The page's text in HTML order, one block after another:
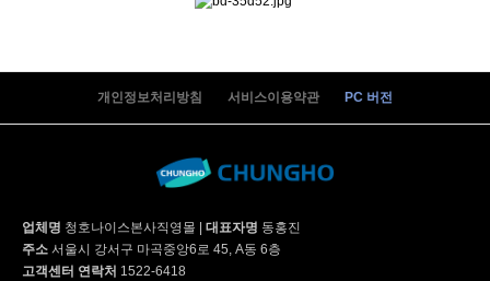
WI-60C8600M | 40,900
WI-60C8600M | 39,900
WI-55S9500CM | 53,900
개인정보처리방침 서비스이용약관 PC 버전
업체명 청호나이스본사직영몰 대표자명 동홍진
주소 서울시 강서구 마곡중앙6로 45, A동 6층
고객센터 연락처 1522-6418